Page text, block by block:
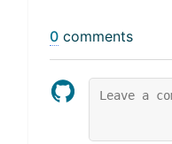
0 comments